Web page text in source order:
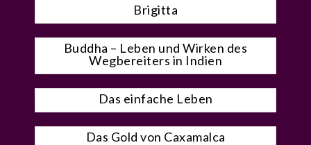
Brigitta
Buddha – Leben und Wirken des
Wegbereiters in Indien
Das einfache Leben
Das Gold von Caxamalca